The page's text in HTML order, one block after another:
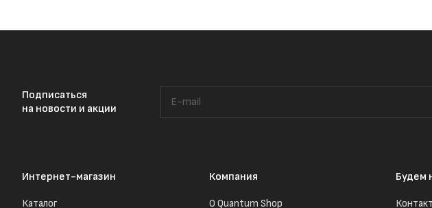
Подписаться
на новости и акции
Интернет-магазин
Каталог
Компания
О Quantum Shop
Будем